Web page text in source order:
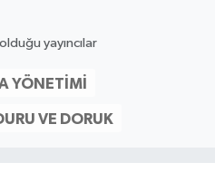
yayıncılar
YÖNETIMI
VE DORUK